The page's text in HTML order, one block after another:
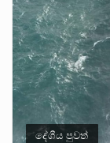
දේශීය පුවත්